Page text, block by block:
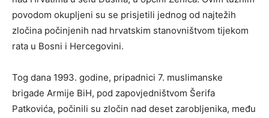
povodom okupljeni su se prisjetili jednog od najtežih
zločina počinjenih nad hrvatskim stanovništvom tijekom
rata u Bosni i Hercegovini.
Tog dana 1993. godine, pripadnici 7. muslimanske
brigade Armije BiH, pod zapovjedništvom Šerifa
Patkovića, počinili su zločin nad deset zarobljenika, među